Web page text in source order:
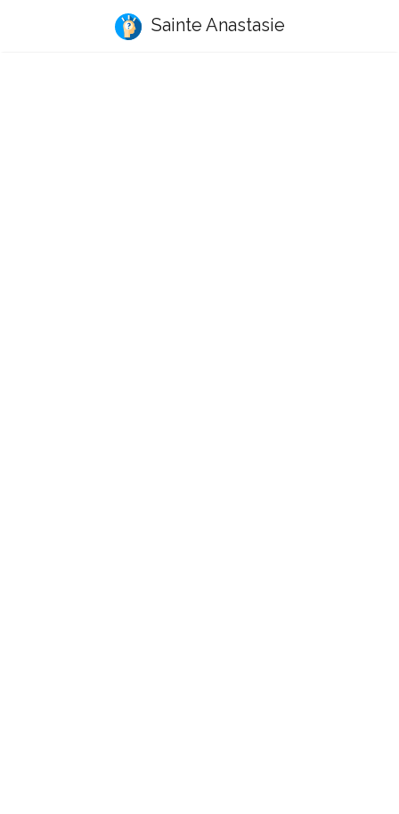
Sainte Anastasie